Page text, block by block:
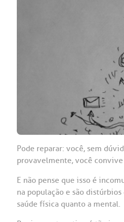
Pode reparar: você, sem
provavelmente, você convive
E não pense que isso é
na população e são
saúde física quanto a mental.